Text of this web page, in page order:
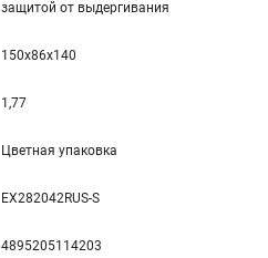
защитой от выдергивания
150x86x140
1,77
Цветная упаковка
EX282042RUS-S
4895205114203